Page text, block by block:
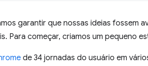
garantir que nossas ideias fossem
Para começar, criamos um pequeno
de 34 jornadas do usuário em